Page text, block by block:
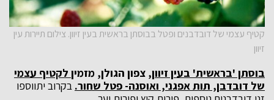
קטיף עצמי של דובדבנים ופטל בבוסתן בראשית בעין זיוון. צילום תיירות עין
זיוון
בוסתן 'בראשית' בעין זיוון, צפון הגולן, מזמין לקטיף עצמי
של דובדבן, תות אפגני, ואוסנה- פטל שחור. בקרוב יתווספו